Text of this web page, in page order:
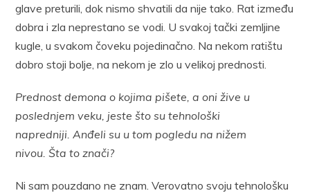
glave preturili, dok nismo shvatili da nije tako. Rat između
dobra i zla neprestano se vodi. U svakoj tački zemljine
kugle, u svakom čoveku pojedinačno. Na nekom ratištu
dobro stoji bolje, na nekom je zlo u velikoj prednosti.
Prednost demona o kojima pišete, a oni žive u
poslednjem veku, jeste što su tehnološki
napredniji. Anđeli su u tom pogledu na nižem
nivou. Šta to znači?
Ni sam pouzdano ne znam. Verovatno svoju tehnološku